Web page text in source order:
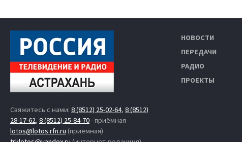
Свяжитесь с нами: 8 (8512) 25-02-64, 8 (8512)
28-17-62, 8 (8512) 25-84-70- приёмная
lotos@lotos.rfn.ru (приёмная)
НОВОСТИ
ПЕРЕДАЧИ
РАДИО
ПРОЕКТЫ